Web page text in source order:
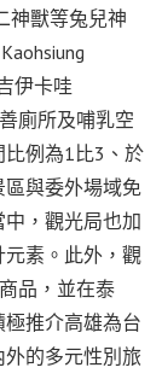
神獸等兔兒神
伊卡哇
廁所及哺乳空
例為1比3、於
與委外場域免
，觀光局也加
素。此外，觀
品，並在泰
推介高雄為台
的多元性別旅